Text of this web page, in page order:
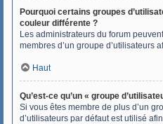
Pourquoi certains groupes
couleur différente ?
Les administrateurs du forum
membres d’un groupe d’utilisateurs
Haut
Qu’est-ce qu’un « groupe
Si vous êtes membre de plus d’un
d’utilisateurs par défaut est utilisé